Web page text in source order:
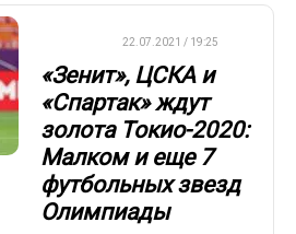
22.07.2021 / 19:25
«Зенит», ЦСКА и
«Спартак» ждут
золота Токио-2020:
Малком и еще 7
футбольных звезд
Олимпиады